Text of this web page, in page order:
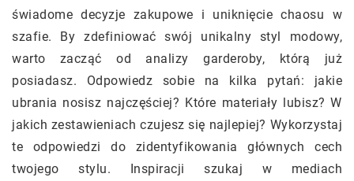
świadome decyzje zakupowe i uniknięcie chaosu w
szafie. By zdefiniować swój unikalny styl modowy,
warto zacząć od analizy garderoby, którą już
posiadasz. Odpowiedz sobie na kilka pytań: jakie
ubrania nosisz najczęściej? Które materiały lubisz? W
jakich zestawieniach czujesz się najlepiej? Wykorzystaj
te odpowiedzi do zidentyfikowania głównych cech
twojego stylu. Inspiracji szukaj w mediach